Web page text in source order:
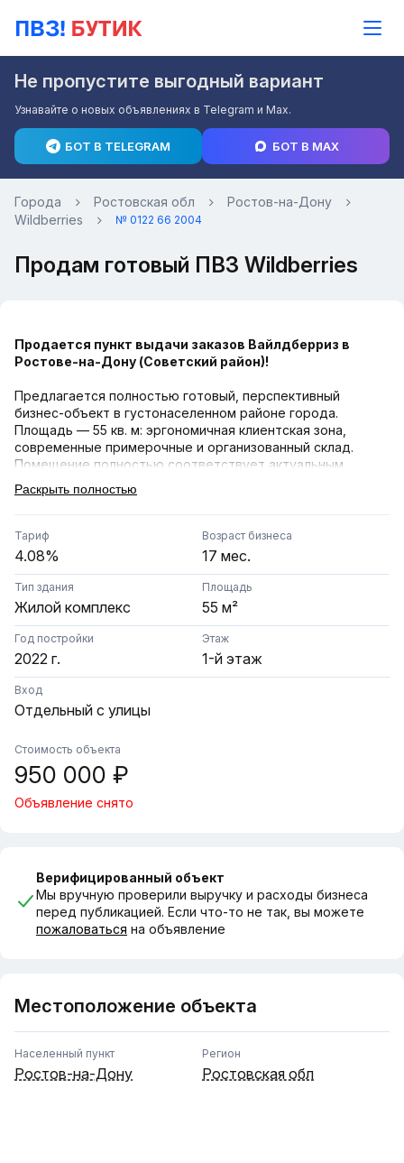
Не пропустите выгодный вариант
Узнавайте о новых объявлениях в Telegram и Max.
БОТ В TELEGRAM БОТ В MAX
Города Ростовская обл
Ростов-на-Дону
Wildberries
№ 0122 66 2004
Продам готовый ПВЗ Wildberries
Продается пункт выдачи заказов Вайлдберриз в
Ростове-на-Дону (Советский район)!
Предлагается полностью готовый, перспективный
бизнес-объект в густонаселенном районе города.
Площадь — 55 кв. м: эргономичная клиентская зона,
современные примерочные и организованный склад.
Помещение полностью соответствует актуальным
стандартам и брендбуку платформы.
обеспечивает отличную доходность и быструю
окупаемость объекта.
В штате 2 обученных сотрудника. Пункт открыт в марте
2025 года — за это время бизнес успешно прошел
полностью отладил все операционные процессы.
оборудованием и мебелью, никаких дополнительных
вложений не требуется. Все бизнес-показатели
прозрачны и понятны. Документы готовы к продаже,
сопровождение сделки на этапе передачи.
просмотре!
Раскрыть полностью
Тариф
4.08%
Возраст бизнеса
17 мес.
Тип здания
Жилой комплекс
Площадь
55 м²
Год постройки
2022 г.
Этаж
1-й этаж
Вход
Отдельный с улицы
Стоимость объекта
950 000 ₽
Объявление снято
Верифицированный объект
Мы вручную проверили выручку и расходы бизнеса
перед публикацией. Если что-то не так, вы можете
пожаловаться на объявление
Местоположение объекта
Населенный пункт
Ростов-на-Дону
Регион
Ростовская обл